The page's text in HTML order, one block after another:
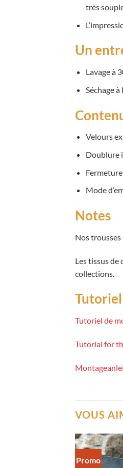
très
Un
Lavage à
Séchage
Velours
Doublure
Mode
Notes
Nos
Les tissus
collections.
Tutoriel de
Tutorial for
VOUS
Promo